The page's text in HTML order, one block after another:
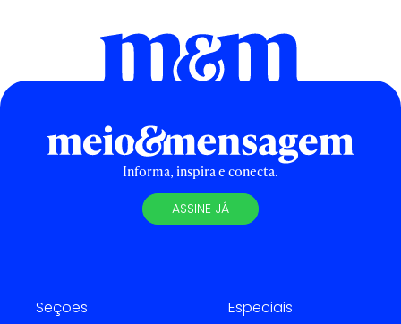
Informa, inspira e conecta.
ASSINE JÁ
Seções Especiais